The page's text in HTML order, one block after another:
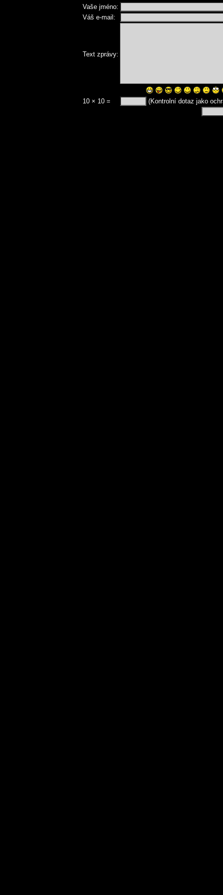
Vaše jméno:
Váš e-mail:
Text zprávy:
10 × 10 = (Kontrolní dotaz jako